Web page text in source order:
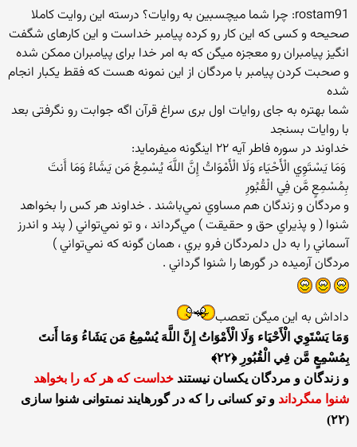
rostam91: چرا شما میچسبین به روایات؟ درسته این روایت کاملا
صحیحه و کسی که این کار رو کرده پیامبر خداست و این کارهای شگفت
انگیز پیامبران رو معجزه میگن که به امر خدا برای پیامبران ممکن شده
و صحبت کردن پیامبر با مردگان از این نمونه هست که فقط یکبار انجام
شده
شما بهتره به جای روایات اول بری سراغ قرآن اگه جوابت رو نگرفتی بعد
با روایات بسنجد
خداوند در سوره فاطر آیه ۲۲ اینگونه میفرماید:
‏ وَمَا يَسْتَوِي الْأَحْيَاء وَلَا الْأَمْوَاتُ إِنَّ اللَّهَ يُسْمِعُ مَن يَشَاءُ وَمَا أَنتَ
بِمُسْمِعٍ مَّن فِي الْقُبُورِ
‏و مردگان و زندگان هم مساوي نمي‌باشند . خداوند هر كس را بخواهد
شنوا ( و پذيراي حق و حقيقت ) مي‌گرداند ، و تو نمي‌تواني ( پند و اندرز
آسماني را به دل دلمردگان فرو بري ، همان گونه كه نمي‌تواني )
مردگان آرميده در گورها را شنوا گرداني .‏
داداش به این میگن تعصب
وَمَا يَسْتَوِي الْأَحْيَاء وَلَا الْأَمْوَاتُ إِنَّ اللَّهَ يُسْمِعُ مَن يَشَاءُ وَمَا أَنتَ
بِمُسْمِعٍ مَّن فِي الْقُبُورِ ﴿۲۲﴾
و زندگان و مردگان يكسان نيستند خداست كه هر كه را بخواهد
شنوا مى‏گرداند و تو كسانى را كه در گورهايند نمى‏توانى شنوا سازى
(۲۲)